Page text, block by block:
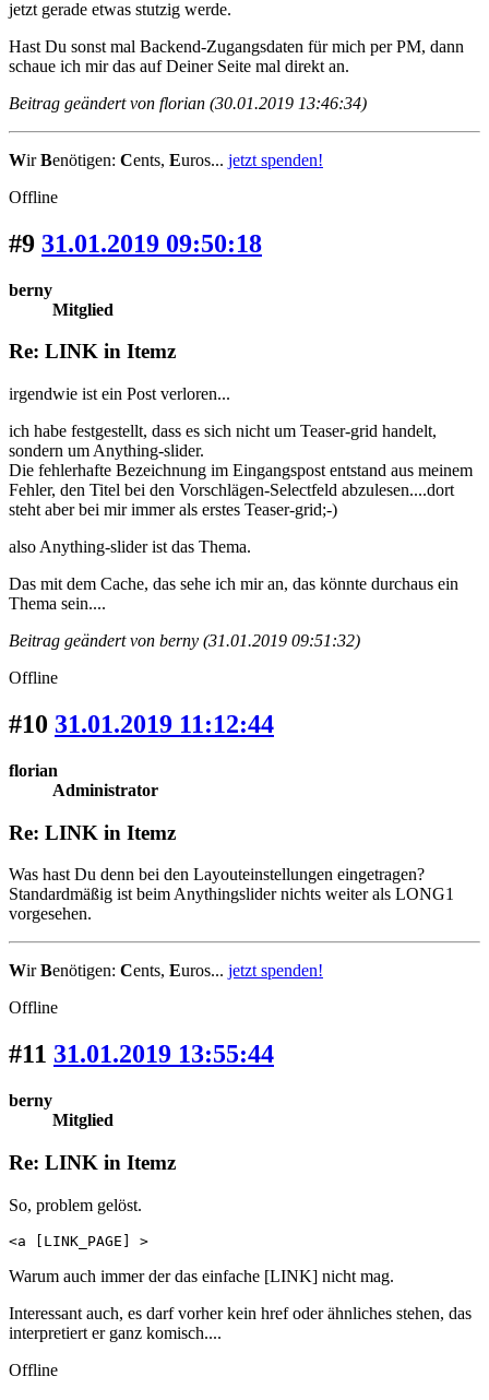
jetzt gerade etwas stutzig werde.
Hast Du sonst mal Backend-Zugangsdaten für mich per PM, dann
schaue ich mir das auf Deiner Seite mal direkt an.
Beitrag geändert von florian (30.01.2019 13:46:34)
WirBenötigen: Cents, Euros... jetzt spenden!
Offline
#9 31.01.2019 09:50:18
berny
Mitglied
Re: LINK in Itemz
irgendwie ist ein Post verloren...
ich habe festgestellt, dass es sich nicht um Teaser-grid handelt,
sondern um Anything-slider.
Die fehlerhafte Bezeichnung im Eingangspost entstand aus meinem
Fehler, den Titel bei den Vorschlägen-Selectfeld abzulesen....dort
steht aber bei mir immer als erstes Teaser-grid;-)
also Anything-slider ist das Thema.
Das mit dem Cache, das sehe ich mir an, das könnte durchaus ein
Thema sein....
Beitrag geändert von berny (31.01.2019 09:51:32)
Offline
#10 31.01.2019 11:12:44
florian
Administrator
Re: LINK in Itemz
Was hast Du denn bei den Layouteinstellungen eingetragen?
Standardmäßig ist beim Anythingslider nichts weiter als LONG1
vorgesehen.
WirBenötigen: Cents, Euros... jetzt spenden!
Offline
#11 31.01.2019 13:55:44
berny
Mitglied
Re: LINK in Itemz
So, problem gelöst.
<a [LINK_PAGE] >
Warum auch immer der das einfache [LINK] nicht mag.
Interessant auch, es darf vorher kein href oder ähnliches stehen, das
interpretiert er ganz komisch....
Offline